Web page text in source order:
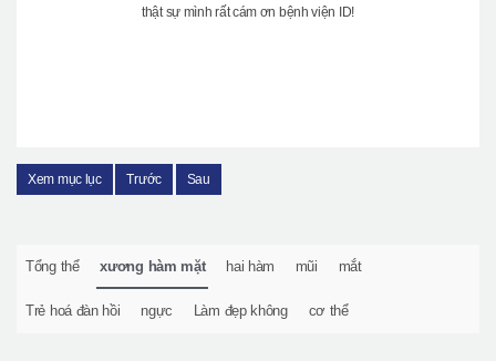
thật sự mình rất cám ơn bệnh viện ID!
Xem mục lục Trước Sau
Tổng thể xương hàm mặt hai hàm mũi mắt
Trẻ hoá đàn hồi ngực Làm đẹp không cơ thể